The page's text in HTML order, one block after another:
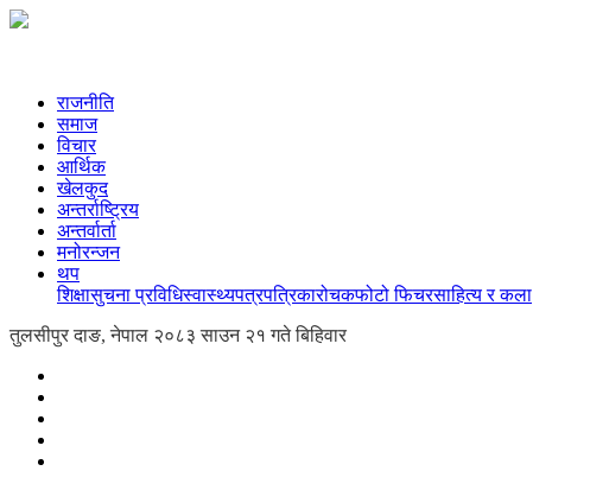
राजनीति
समाज
विचार
आर्थिक
खेलकुद
अन्तर्राष्ट्रिय
अन्तर्वार्ता
मनोरन्जन
थप
शिक्षासुचना प्रविधिस्वास्थ्यपत्रपत्रिकारोचकफोटो फिचरसाहित्य र कला
तुलसीपुर दाङ, नेपाल २०८३ साउन २१ गते बिहिवार